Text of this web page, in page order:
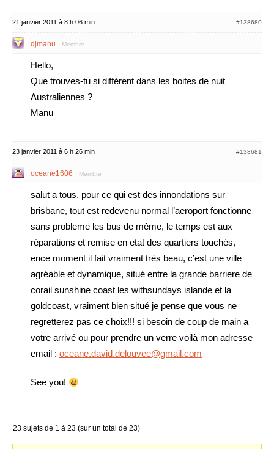
21 janvier 2011 à 8 h 06 min #138680
djmanu Membre
Hello,
Que trouves-tu si différent dans les boites de nuit
Australiennes ?
Manu
23 janvier 2011 à 6 h 26 min #138681
oceane1606 Membre
salut a tous, pour ce qui est des innondations sur
brisbane, tout est redevenu normal l’aeroport fonctionne
sans probleme les bus de même, le temps est aux
réparations et remise en etat des quartiers touchés,
ence moment il fait vraiment très beau, c’est une ville
agréable et dynamique, situé entre la grande barriere de
corail sunshine coast les withsundays islande et la
goldcoast, vraiment bien situé je pense que vous ne
regretterez pas ce choix!!! si besoin de coup de main a
votre arrivé ou pour prendre un verre voilà mon adresse
email : oceane.david.delouvee@gmail.com
See you!
23 sujets de 1 à 23 (sur un total de 23)